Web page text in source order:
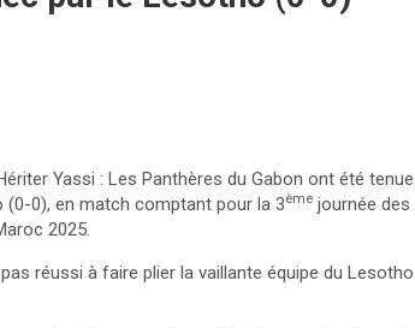
Yassi : Les Panthères du Gabon ont été
(0-0), en match comptant pour la 3ème journée
2025.
réussi à faire plier la vaillante équipe du